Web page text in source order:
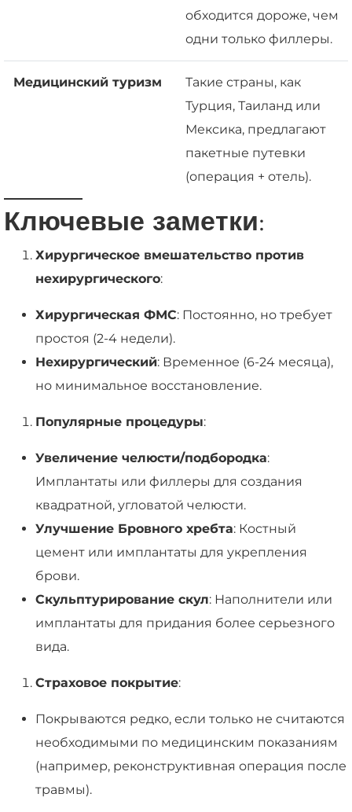
обходится дороже, чем
одни только филлеры.
Медицинский туризм
Такие страны, как
Турция, Таиланд или
Мексика, предлагают
пакетные путевки
(операция + отель).
Ключевые заметки:
Хирургическое вмешательство против
нехирургического:
Хирургическая ФМС: Постоянно, но требует
простоя (2-4 недели).
Нехирургический: Временное (6-24 месяца),
но минимальное восстановление.
Популярные процедуры:
Увеличение челюсти/подбородка:
Имплантаты или филлеры для создания
квадратной, угловатой челюсти.
Улучшение Бровного хребта: Костный
цемент или имплантаты для укрепления
брови.
Скульптурирование скул: Наполнители или
имплантаты для придания более серьезного
вида.
Страховое покрытие:
Покрываются редко, если только не считаются
необходимыми по медицинским показаниям
(например, реконструктивная операция после
травмы).